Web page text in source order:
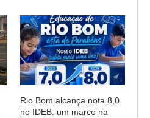
Rio Bom alcança nota 8,0
no IDEB: um marco na